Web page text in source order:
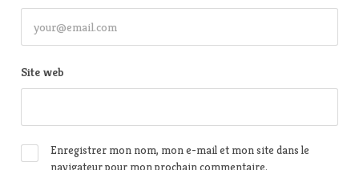
Site web
Enregistrer mon nom, mon e-mail et mon site dans le
navigateur pour mon prochain commentaire.